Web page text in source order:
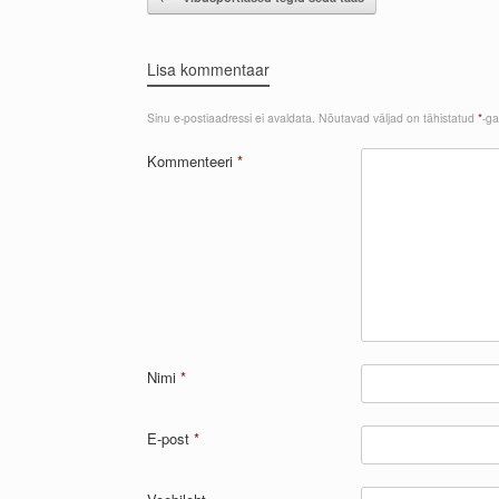
Lisa kommentaar
Sinu e-postiaadressi ei avaldata. Nõutavad väljad on tähistatud *-ga
Kommenteeri *
Nimi *
E-post *